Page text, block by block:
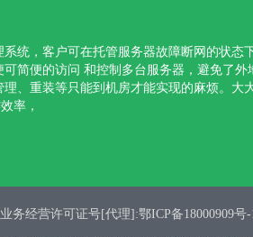
系统，客户可在托管服务器故障断网的状态
可简便的访问 和控制多台服务器，避免了外
理、重装等只能到机房才能实现的麻烦。大
率，
务经营许可证号[代理]:鄂ICP备18000909号-